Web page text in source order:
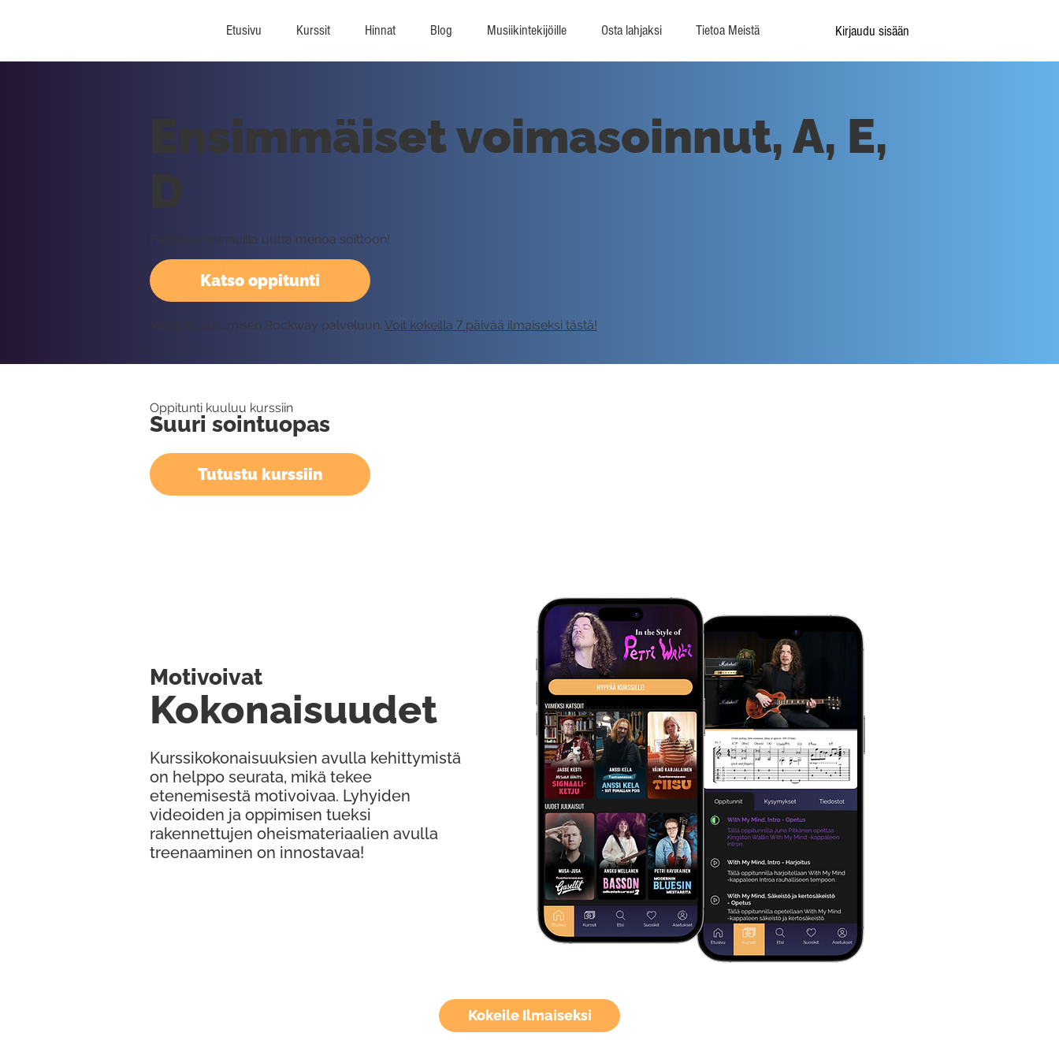
Etusivu Kurssit Hinnat Blog Musiikintekijöille Osta lahjaksi Tietoa Meistä Kirjaudu sisään
Kokeile Ilmaiseksi
Katso oppitunti
Ensimmäiset voimasoinnut, A, E,
D
Helpoilla soinnuilla uutta menoa soittoon!
Vaatii kirjautumisen Rockway palveluun. Voit kokeilla 7 päivää ilmaiseksi tästä!
Oppitunti kuuluu kurssiin
Suuri sointuopas
Tutustu kurssiin
Kurssikokonaisuuksien avulla kehittymistä
on helppo seurata, mikä tekee
etenemisestä motivoivaa. Lyhyiden
videoiden ja oppimisen tueksi
rakennettujen oheismateriaalien avulla
treenaaminen on innostavaa!
Kokonaisuudet
Motivoivat